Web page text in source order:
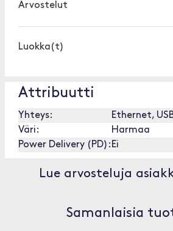
Arvostelut
Luokka(t)
Attribuutti
Yhteys:
Ethernet,
Väri:
Harmaa
Power Delivery (PD): Ei
Lue arvosteluja
Samanlaisia